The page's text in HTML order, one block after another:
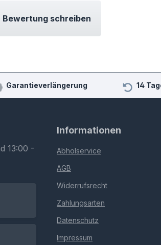
Bewertung schreiben
Garantieverlängerung 14
13:00 -
Informationen
Abholservice
AGB
Widerrufsrecht
Zahlungsarten
Datenschutz
Impressum